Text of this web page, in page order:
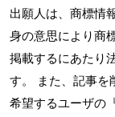
出願人は、商標情
身の意思により商
掲載するにあたり
す。 また、記事を
希望するユーザの